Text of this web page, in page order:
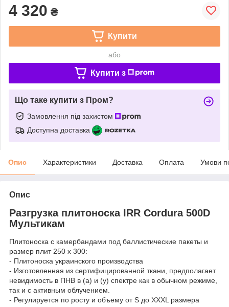
4 320 ₴
Купити
або
Купити з
Що таке купити з Пром?
Замовлення під захистом
Доступна доставка
Опис Характеристики Доставка Оплата Умови
Опис
Разгрузка плитоноска IRR Cordura 500D
Мультикам
Плитоноска с камербандами под баллистические пакеты и
размер плит 250 х 300:
- Плитоноска украинского производства
- Изготовленная из сертифицированной ткани, предполагает
невидимость в ПНВ в (а) и (y) спектре как в обычном режиме,
так и с активным облучением.
- Регулируется по росту и объему от S до ХХXL размера